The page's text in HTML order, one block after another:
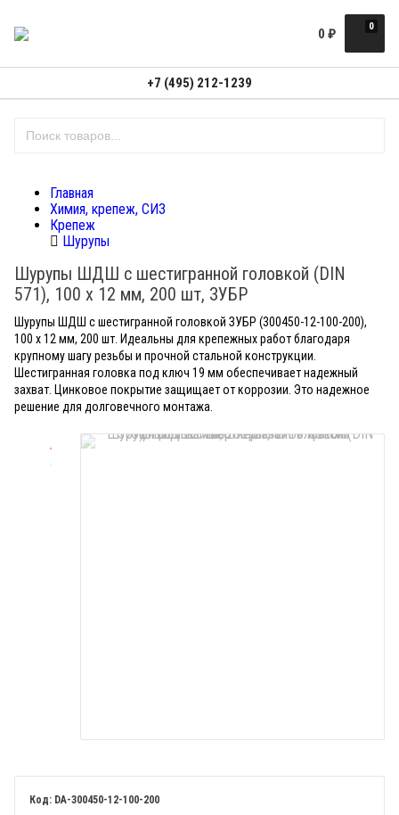
0
0 ₽
+7 (495) 212-1239
Главная
Химия, крепеж, СИЗ
Крепеж
Шурупы
Шурупы ШДШ с шестигранной головкой (DIN
571), 100 х 12 мм, 200 шт, ЗУБР
Шурупы ШДШ с шестигранной головкой ЗУБР (300450-12-100-200),
100 x 12 мм, 200 шт. Идеальны для крепежных работ благодаря
крупному шагу резьбы и прочной стальной конструкции.
Шестигранная головка под ключ 19 мм обеспечивает надежный
захват. Цинковое покрытие защищает от коррозии. Это надежное
решение для долговечного монтажа.
DA-300450-12-100-200